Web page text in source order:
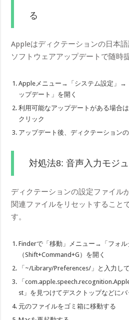
る
Appleはディクテーションの日本
ソフトウェアアップデートで随時
Appleメニュー→「システム設定」→
ップデート」を開く
利用可能なアップデートがある場合
クリック
アップデート後、ディクテーション
対処法8: 音声入力モジ
ディクテーションの設定ファイル
関連ファイルをリセットすること
す。
Finderで「移動」メニュー→「フォル
（Shift+Command+G）を開く
「~/Library/Preferences/」と入力し
「
st」を見つけてデスクトップなどに
元のファイルをゴミ箱に移動する